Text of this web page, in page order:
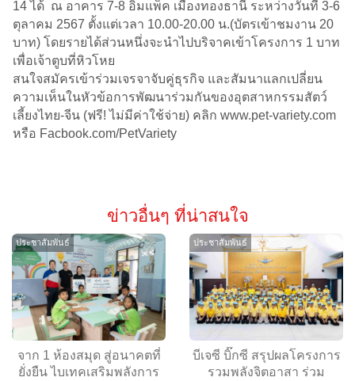
14 ได้ ณ อาคาร 7-8 อิมแพ็ค เมืองทองธานี ระหว่างวันที่ 3-6
ตุลาคม 2567 ตั้งแต่เวลา 10.00-20.00 น.(บัตรเข้าชมงาน 20
บาท) โดยรายได้ส่วนหนึ่งจะนำไปบริจาคเข้าโครงการ 1 บาท
เพื่อเจ้าตูบที่หิวโหย
สนใจสมัครเข้าร่วมเจรจาจับคู่ธุรกิจ และสัมนาแลกเปลี่ยน
ความเห็นในหัวข้อการพัฒนาร่วมกันของอุตสาหกรรมสัตว์
เลี้ยงไทย-จีน (ฟรี! ไม่มีค่าใช้จ่าย) คลิก www.pet-variety.com
หรือ Facbook.com/PetVariety
ข่าวอื่นๆ ที่น่าสนใจ
ประชาสัมพันธ์
จาก 1 ห้องสมุด สู่อนาคตที่
ยั่งยืน ไบเทคเสริมพลังการ
ประชาสัมพันธ์
บีเจซี บิ๊กซี สรุปผลโครงการ
รวมพลังจิตอาสา ร่วม